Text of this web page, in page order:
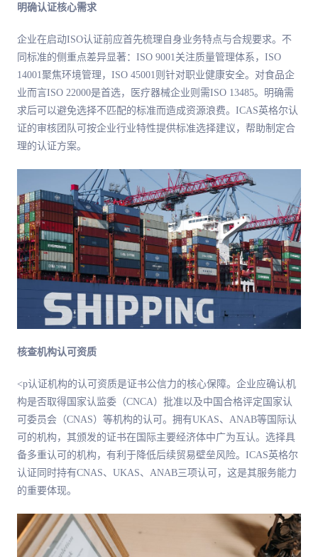
明确认证核心需求
企业在启动ISO认证前应首先梳理自身业务特点与合规要求。不
同标准的侧重点差异显著：ISO 9001关注质量管理体系，ISO
14001聚焦环境管理，ISO 45001则针对职业健康安全。对食品企
业而言ISO 22000是首选，医疗器械企业则需ISO 13485。明确需
求后可以避免选择不匹配的标准而造成资源浪费。ICAS英格尔认
证的审核团队可按企业行业特性提供标准选择建议，帮助制定合
理的认证方案。
核查机构认可资质
<p认证机构的认可资质是证书公信力的核心保障。企业应确认机
构是否取得国家认监委（CNCA）批准以及中国合格评定国家认
可委员会（CNAS）等机构的认可。拥有UKAS、ANAB等国际认
可的机构，其颁发的证书在国际主要经济体中广为互认。选择具
备多重认可的机构，有利于降低后续贸易壁垒风险。ICAS英格尔
认证同时持有CNAS、UKAS、ANAB三项认可，这是其服务能力
的重要体现。